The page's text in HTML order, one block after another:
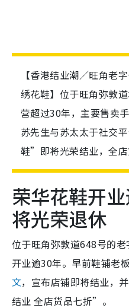
【香港结业潮／旺角老
绣花鞋】位于旺角弥敦
营超过30年，主要售卖
苏先生与苏太太于社交
鞋”即将光荣结业，全店
荣华花鞋开
将光荣退休
位于旺角弥敦道648号的
开业逾30年。早前鞋铺老
文，宣布店铺即将结业，
结业 全店货品七折”。